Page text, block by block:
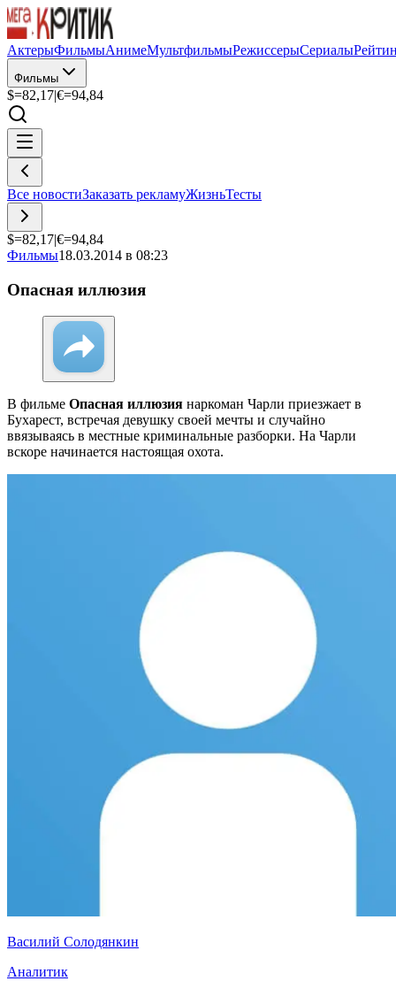
АктерыФильмыАнимеМультфильмыРежиссерыСериалы
Фильмы
$=82,17|€=94,84
Все новостиЗаказать рекламуЖизньТесты
$=82,17|€=94,84
Фильмы18.03.2014 в 08:23
Опасная иллюзия
В фильме Опасная иллюзия наркоман Чарли приезжает в
Бухарест, встречая девушку своей мечты и случайно
ввязываясь в местные криминальные разборки. На Чарли
вскоре начинается настоящая охота.
Василий Солодянкин
Аналитик